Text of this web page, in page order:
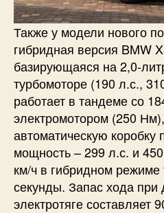
Также у модели нового
гибридная версия BMW
базирующаяся на 2,0-
турбомоторе (190 л.с.,
работает в тандеме со
электромотором (250
автоматическую коробку
мощность – 299 л.с. и
км/ч в гибридном режиме
секунды. Запас хода при
электротяге составляет